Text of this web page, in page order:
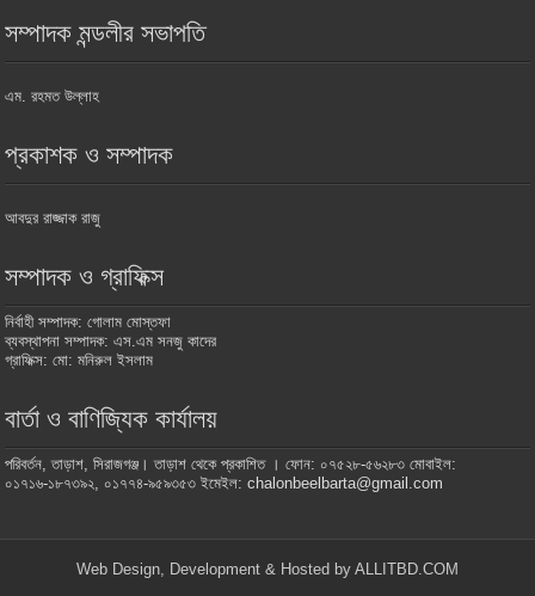
সম্পাদক মন্ডলীর সভাপতি
এম. রহমত উল্লাহ
প্রকাশক ও সম্পাদক
আবদুর রাজ্জাক রাজু
সম্পাদক ও গ্রাফিক্স
নির্বাহী সম্পাদক: গোলাম মোস্তফা
ব্যবস্থাপনা সম্পাদক: এস.এম সনজু কাদের
গ্রাফিক্স: মো: মনিরুল ইসলাম
বার্তা ও বাণিজ্যিক কার্যালয়
পরিবর্তন, তাড়াশ, সিরাজগঞ্জ। তাড়াশ থেকে প্রকাশিত । ফোন: ০৭৫২৮-৫৬২৮৩ মোবাইল:
০১৭১৬-১৮৭৩৯২, ০১৭৭৪-৯৫৯৩৫৩ ইমেইল: chalonbeelbarta@gmail.com
Web Design, Development & Hosted by ALLITBD.COM